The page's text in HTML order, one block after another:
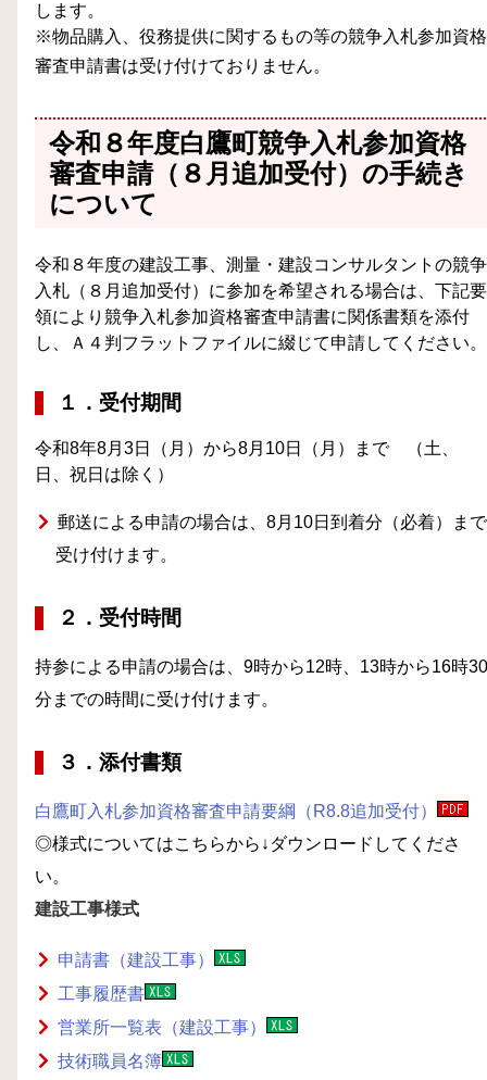
します。
※物品購入、役務提供に関するもの等の競争入札参加資格
審査申請書は受け付けておりません。
令和８年度白鷹町競争入札参加資格
審査申請（８月追加受付）の手続き
について
令和８年度の建設工事、測量・建設コンサルタントの競争
入札（８月追加受付）に参加を希望される場合は、下記要
領により競争入札参加資格審査申請書に関係書類を添付
し、Ａ４判フラットファイルに綴じて申請してください。
１．受付期間
令和8年8月3日（月）から8月10日（月）まで （土、
日、祝日は除く）
郵送による申請の場合は、8月10日到着分（必着）まで
受け付けます。
２．受付時間
持参による申請の場合は、9時から12時、13時から16時30
分までの時間に受け付けます。
３．添付書類
白鷹町入札参加資格審査申請要綱（R8.8追加受付）
◎様式についてはこちらから↓ダウンロードしてくださ
い。
建設工事様式
申請書（建設工事）
工事履歴書
営業所一覧表（建設工事）
技術職員名簿